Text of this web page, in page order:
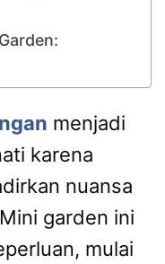
menjadi
karena
nuansa
garden ini
mulai